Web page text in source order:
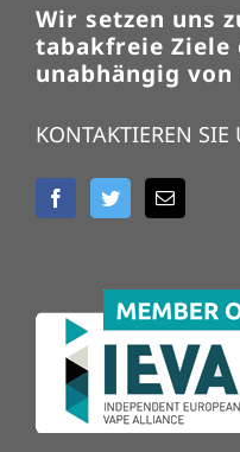
Wir setzen uns
tabakfreie Ziele
unabhängig
KONTAKTIEREN SIE